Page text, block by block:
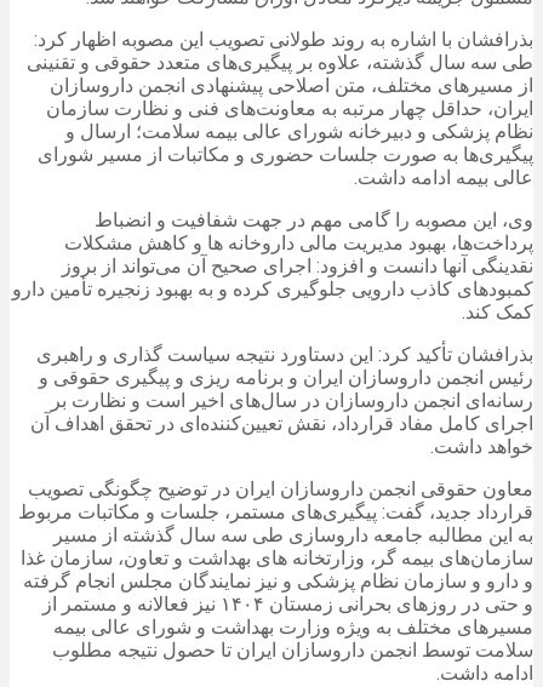
بذرافشان با اشاره به روند طولانی تصویب این مصوبه اظهار کرد:
طی سه سال گذشته، علاوه بر پیگیری‌های متعدد حقوقی و تقنینی
از مسیرهای مختلف، متن اصلاحی پیشنهادی انجمن داروسازان
ایران، حداقل چهار مرتبه به معاونت‌های فنی و نظارت سازمان
نظام پزشکی و دبیرخانه شورای عالی بیمه سلامت؛ ارسال و
پیگیری‌ها به‌ صورت جلسات حضوری و مکاتبات از مسیر شورای
عالی بیمه ادامه داشت.
وی، این مصوبه را گامی مهم در جهت شفافیت و انضباط
پرداخت‌ها، بهبود مدیریت مالی داروخانه ها و کاهش مشکلات
نقدینگی آنها دانست و افزود: اجرای صحیح آن می‌تواند از بروز
کمبودهای کاذب دارویی جلوگیری کرده و به بهبود زنجیره تأمین دارو
کمک کند.
بذرافشان تأکید کرد: این دستاورد نتیجه سیاست گذاری و راهبری
رئیس انجمن داروسازان ایران و برنامه ریزی و پیگیری حقوقی و
رسانه‌ای انجمن داروسازان در سال‌های اخیر است و نظارت بر
اجرای کامل مفاد قرارداد، نقش تعیین‌کننده‌ای در تحقق اهداف آن
خواهد داشت.
معاون حقوقی انجمن داروسازان ایران در توضیح چگونگی تصویب
قرارداد جدید، گفت: پیگیری‌های مستمر، جلسات و مکاتبات مربوط
به این مطالبه جامعه داروسازی طی سه سال گذشته از مسیر
سازمان‌های بیمه گر، وزارتخانه های بهداشت و تعاون، سازمان غذا
و دارو و سازمان نظام پزشکی و نیز نمایندگان مجلس انجام گرفته
و حتی در روزهای بحرانی زمستان ۱۴۰۴ نیز فعالانه و مستمر از
مسیرهای مختلف به ویژه وزارت بهداشت و شورای عالی بیمه
سلامت توسط انجمن داروسازان ایران تا حصول نتیجه مطلوب
ادامه داشت.